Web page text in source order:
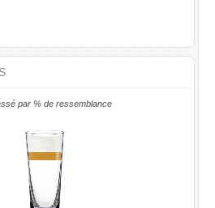
par % de ressemblance